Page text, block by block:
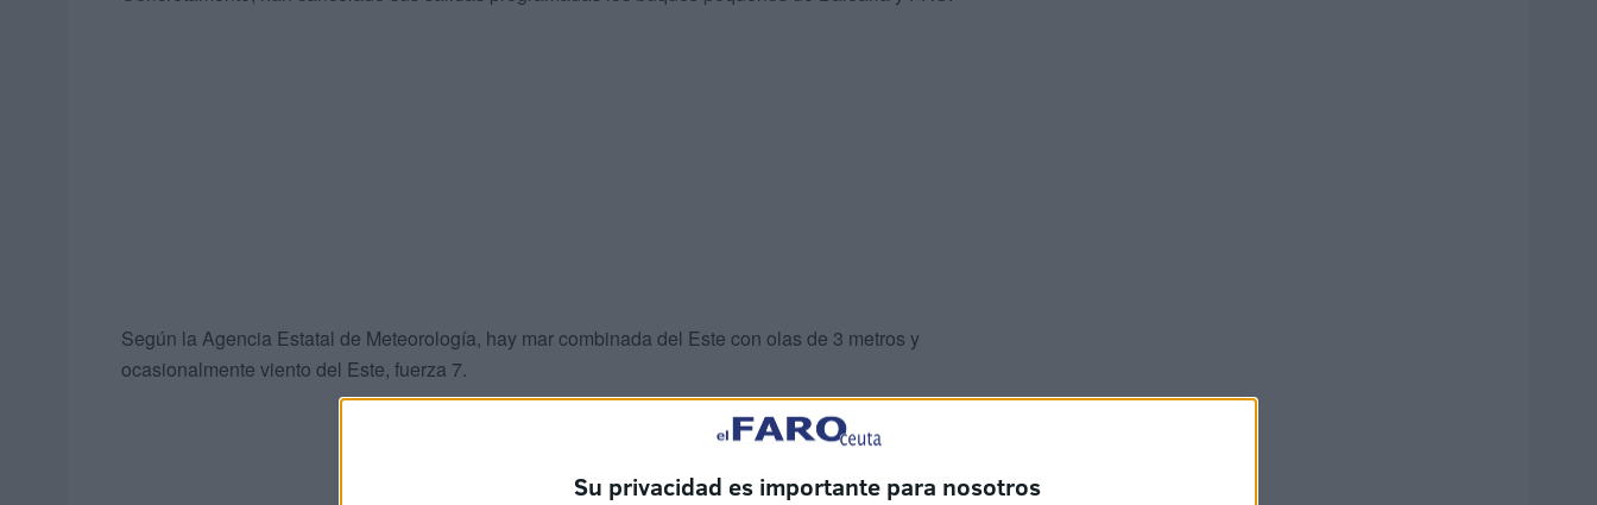
Su privacidad es importante para nosotros
Según la Agencia Estatal de Meteorología, hay mar combinada del Este con olas de 3 metros y
ocasionalmente viento del Este, fuerza 7.